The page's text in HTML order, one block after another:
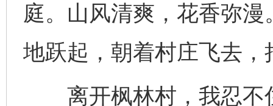
庭。山风清爽，花香弥
地跃起，朝着村庄飞去
离开枫林村，我忍不